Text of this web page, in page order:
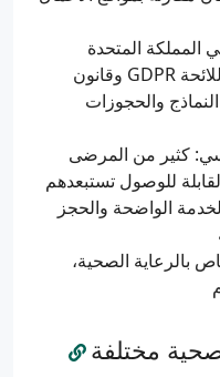
المتحدة
معالجة بيانات المرضى وفقاً للائحة GDPR وقانون
والحجوزات
كثير من المرضى
للوصول تستبعدهم
الواضحة والحجز
بالرعاية الصحية،
مختلفة